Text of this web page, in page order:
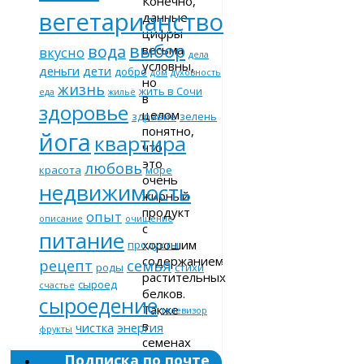
данные
цифры
весьма
условны,
но
в
целом
понятно,
что
это
очень
жирный
продукт
с
хорошим
содержанием
растительных
белков.
Также
в
семенах
кунжута
вегетарианство
вкусно вода выбор дела
деньги дети добро дом духовность
еда жизнь жильё жить в Сочи
здоровье здравие зелень
йога квартира
красота любовь море
недвижимость
описание опыт очищение
питание продукты
рецепт роды семья стихи
счастье сыроед
сыроедение телевизор
фрукты чистка энергия
Подписка по почте